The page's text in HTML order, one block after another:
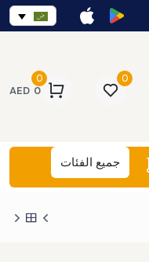
0
0
AED 0
جميع الفئات